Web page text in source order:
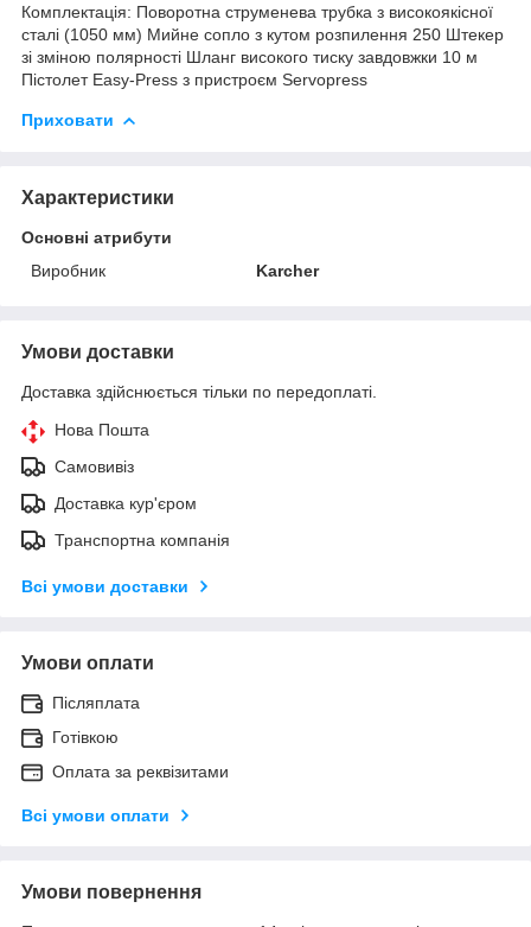
Комплектація: Поворотна струменева трубка з високоякісної
сталі (1050 мм) Мийне сопло з кутом розпилення 250 Штекер
зі зміною полярності Шланг високого тиску завдовжки 10 м
Пістолет Easy-Press з пристроєм Servopress
Приховати
Характеристики
Основні атрибути
Виробник
Karcher
Умови доставки
Доставка здійснюється тільки по передоплаті.
Нова Пошта
Самовивіз
Доставка кур'єром
Транспортна компанія
Всі умови доставки
Умови оплати
Післяплата
Готівкою
Оплата за реквізитами
Всі умови оплати
Умови повернення